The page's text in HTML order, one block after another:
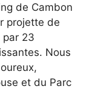
de Cambon
projette de
par 23
Nous
et du Parc